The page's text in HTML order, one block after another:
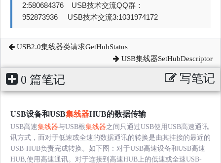
2:580684376 USB技术交流QQ群：
952873936 USB技术交流3:1031974172
USB2.0集线器类请求GetHubStatus
USB集线器SetHubDescriptor
0 篇笔记 写笔记
USB设备和USB集线器HUB的数据传输
USB高速集线器与USB根集线器之间只通过USB使用USB高速通讯
讯方式，而对于低速或全速的数据通讯的转换是由其挂接的最近的
USB-HUB负责完成转换。如下图：对于USB高速设备和USB高速
HUB,使用高速通讯。对于连接到高速HUB上的低速或全速USB-